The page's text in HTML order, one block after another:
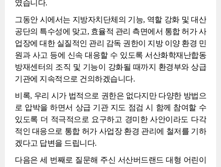
였습니다.
그동안 시에서는 지방자치단체의 기능, 역할 강화 및 대산
공단의 특수성에 맞고, 효율적 관리 측면에서 통합 허가 사
업장에 대한 실질적인 관리 감독 권한이 지방 이양 환경 민
원과 사고 등에 신속 대응할 수 있도록 서산화학재난합동
방재센터의 조직 및 기능이 강화될 때까지 환경부와 상급
기관에 지속적으로 건의하겠습니다.
비록, 우리 시가 법적으로 권한은 없다지만 다양한 방법으
로 압박을 하면서 상급 기관 지도 점검 시 함께 참여할 수
있도록 더 적극적으로 요구하고 경미한 사안이라도 다각
적인 대응으로 통합 허가 사업장 환경 관리에 철저를 기하
겠다고 답변을 드립니다.
다음은 세 번째로 질문해 주신 서산버드랜드 대형 어린이